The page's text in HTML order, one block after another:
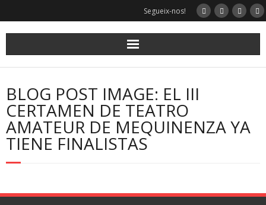
Segueix-nos!
BLOG POST IMAGE: EL III
CERTAMEN DE TEATRO
AMATEUR DE MEQUINENZA YA
TIENE FINALISTAS